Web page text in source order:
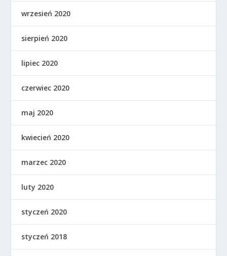
wrzesień 2020
sierpień 2020
lipiec 2020
czerwiec 2020
maj 2020
kwiecień 2020
marzec 2020
luty 2020
styczeń 2020
styczeń 2018